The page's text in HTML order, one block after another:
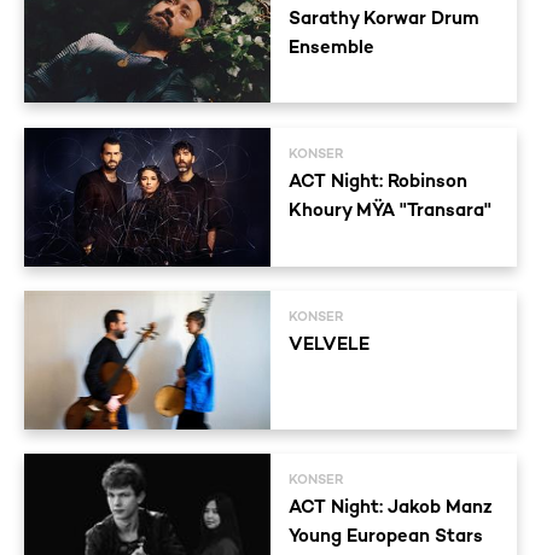
Sarathy Korwar Drum
Ensemble
KONSER
ACT Night: Robinson
Khoury MŸA "Transara"
KONSER
VELVELE
KONSER
ACT Night: Jakob Manz
Young European Stars